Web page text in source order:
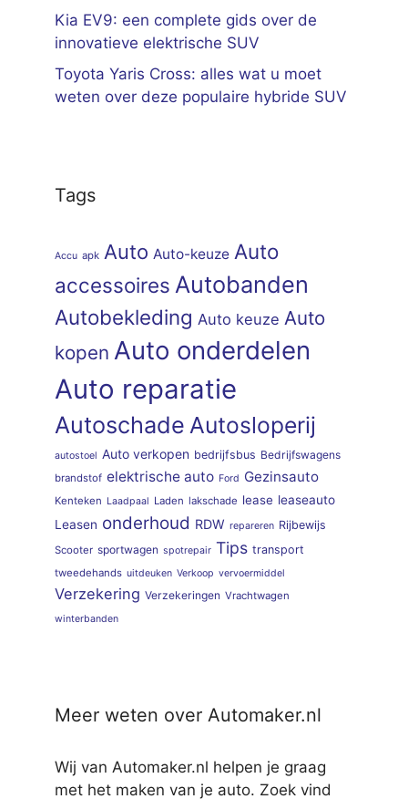
Kia EV9: een complete gids over de
innovatieve elektrische SUV
Toyota Yaris Cross: alles wat u moet
weten over deze populaire hybride SUV
Tags
Accu apk Auto Auto-keuze Auto
accessoires Autobanden
Autobekleding Auto keuze Auto
kopen Auto onderdelen
Auto reparatie
Autoschade Autosloperij
autostoel Auto verkopen bedrijfsbus Bedrijfswagens
brandstof elektrische auto Ford Gezinsauto
Kenteken Laadpaal Laden lakschade lease leaseauto
Leasen onderhoud RDW repareren Rijbewijs
Scooter sportwagen spotrepair Tips transport
tweedehands uitdeuken Verkoop vervoermiddel
Verzekering Verzekeringen Vrachtwagen
winterbanden
Meer weten over Automaker.nl
Wij van Automaker.nl helpen je graag
met het maken van je auto. Zoek vind